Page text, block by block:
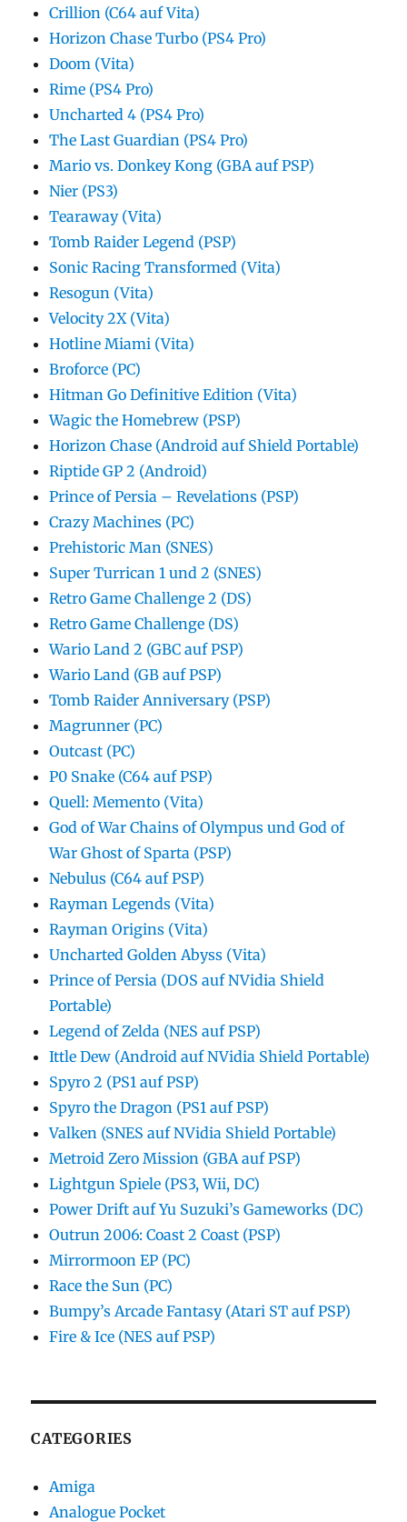
Crillion (C64 auf Vita)
Horizon Chase Turbo (PS4 Pro)
Doom (Vita)
Rime (PS4 Pro)
Uncharted 4 (PS4 Pro)
The Last Guardian (PS4 Pro)
Mario vs. Donkey Kong (GBA auf PSP)
Nier (PS3)
Tearaway (Vita)
Tomb Raider Legend (PSP)
Sonic Racing Transformed (Vita)
Resogun (Vita)
Velocity 2X (Vita)
Hotline Miami (Vita)
Broforce (PC)
Hitman Go Definitive Edition (Vita)
Wagic the Homebrew (PSP)
Horizon Chase (Android auf Shield Portable)
Riptide GP 2 (Android)
Prince of Persia – Revelations (PSP)
Crazy Machines (PC)
Prehistoric Man (SNES)
Super Turrican 1 und 2 (SNES)
Retro Game Challenge 2 (DS)
Retro Game Challenge (DS)
Wario Land 2 (GBC auf PSP)
Wario Land (GB auf PSP)
Tomb Raider Anniversary (PSP)
Magrunner (PC)
Outcast (PC)
P0 Snake (C64 auf PSP)
Quell: Memento (Vita)
God of War Chains of Olympus und God of
War Ghost of Sparta (PSP)
Nebulus (C64 auf PSP)
Rayman Legends (Vita)
Rayman Origins (Vita)
Uncharted Golden Abyss (Vita)
Prince of Persia (DOS auf NVidia Shield
Portable)
Legend of Zelda (NES auf PSP)
Ittle Dew (Android auf NVidia Shield Portable)
Spyro 2 (PS1 auf PSP)
Spyro the Dragon (PS1 auf PSP)
Valken (SNES auf NVidia Shield Portable)
Metroid Zero Mission (GBA auf PSP)
Lightgun Spiele (PS3, Wii, DC)
Power Drift auf Yu Suzuki’s Gameworks (DC)
Outrun 2006: Coast 2 Coast (PSP)
Mirrormoon EP (PC)
Race the Sun (PC)
Bumpy’s Arcade Fantasy (Atari ST auf PSP)
Fire & Ice (NES auf PSP)
CATEGORIES
Amiga
Analogue Pocket